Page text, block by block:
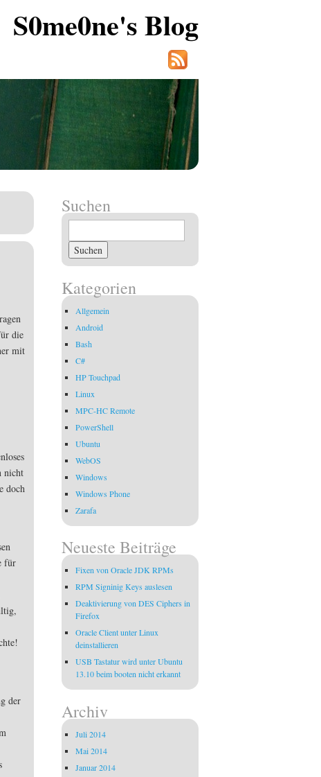
S0me0ne's Blog
die
mit
nicht
doch
für
der
Suchen
nach:
Kategorien
Allgemein
Android
Bash
C#
HP Touchpad
Linux
MPC-HC Remote
PowerShell
Ubuntu
WebOS
Windows
Windows Phone
Zarafa
Neueste Beiträge
Fixen von Oracle JDK RPMs
RPM Signinig Keys auslesen
Deaktivierung von DES Ciphers in
Firefox
Oracle Client unter Linux
deinstallieren
USB Tastatur wird unter Ubuntu
13.10 beim booten nicht erkannt
Archiv
Juli 2014
Mai 2014
Januar 2014